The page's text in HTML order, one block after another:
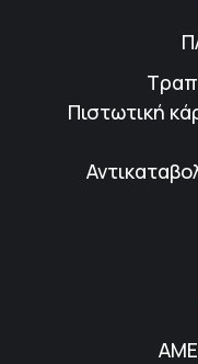
Πιστωτική